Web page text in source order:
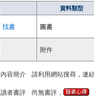
資料類型
找書 圖書
附件
內容簡介 請利用網站搜尋，連
讀者書評 尚無書評，